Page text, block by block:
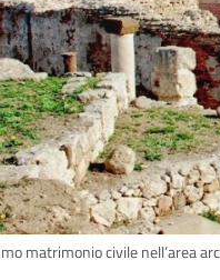
matrimonio civile nell’area